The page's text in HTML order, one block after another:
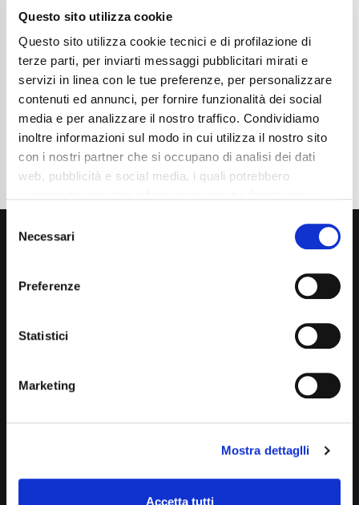
Questo sito utilizza cookie
Questo sito utilizza cookie tecnici e di profilazione di
terze parti, per inviarti messaggi pubblicitari mirati e
servizi in linea con le tue preferenze, per personalizzare
contenuti ed annunci, per fornire funzionalità dei social
media e per analizzare il nostro traffico. Condividiamo
inoltre informazioni sul modo in cui utilizza il nostro sito
con i nostri partner che si occupano di analisi dei dati
web, pubblicità e social media, i quali potrebbero
mera chiusura del banner non comporta l’accettazione
tutti” o selezionando le diverse categorie di cookies
Selection
Necessari
Preferenze
Statistici
Marketing
Mostra dettaglli
Accetta tutti
Chilometraggio
Cambio
Automatico
Normativa Euro
Euro 6d
Dettaglio
Via Giuditta Pasta 2, Como (CO) 22100
info@carspecialist.eu
Dal Lunedì al Venerdì: 09:00 - 12:30 | 14:00 - 19:00
Domenica: chiuso